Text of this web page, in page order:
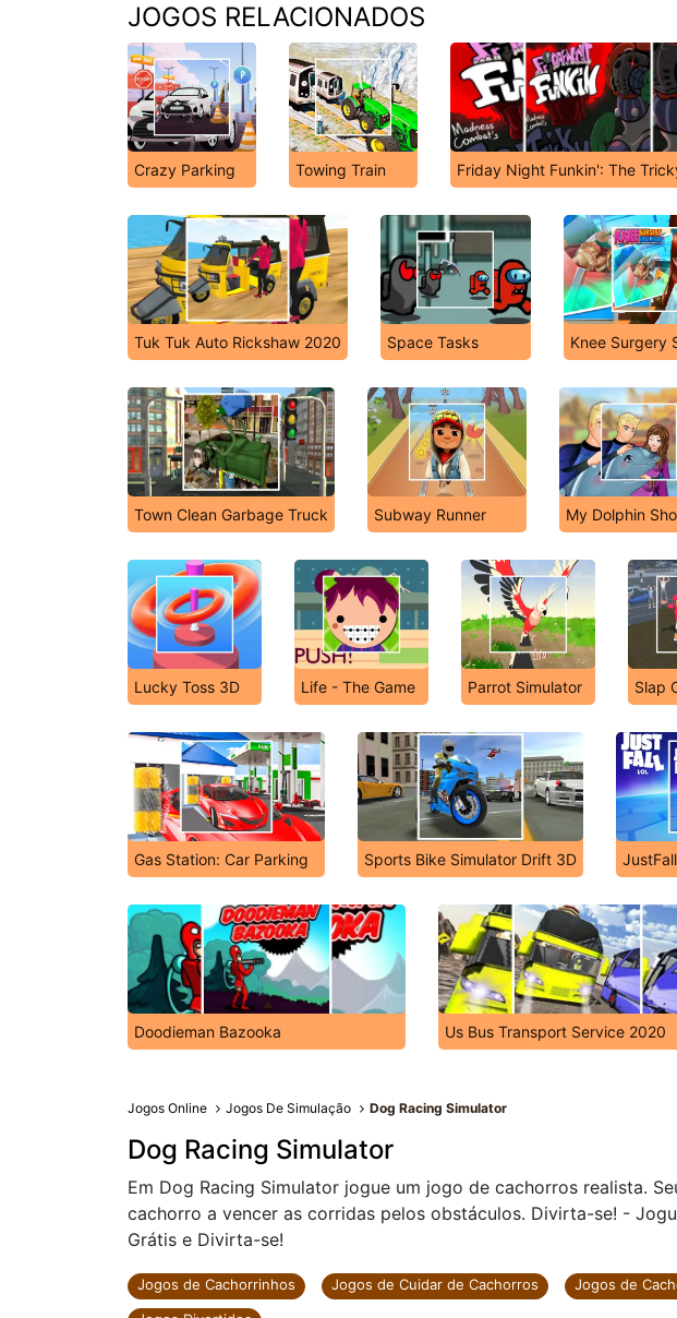
JOGOS RELACIONADOS
Crazy Parking Towing Train Friday Night Funkin': The
Tuk Tuk Auto Rickshaw 2020 Space Tasks Knee Surgery
Town Clean Garbage Truck Subway Runner My Dolphin
Lucky Toss 3D Life - The Game Parrot Simulator Slap
Gas Station: Car Parking Sports Bike Simulator Drift 3D
Doodieman Bazooka Us Bus Transport Service 2020
Jogos Online Jogos De Simulação Dog Racing Simulator
Dog Racing Simulator
Em Dog Racing Simulator jogue um jogo de cachorros realista.
cachorro a vencer as corridas pelos obstáculos. Divirta-se! -
Grátis e Divirta-se!
Jogos de Cachorrinhos Jogos de Cuidar de Cachorros Jogos de